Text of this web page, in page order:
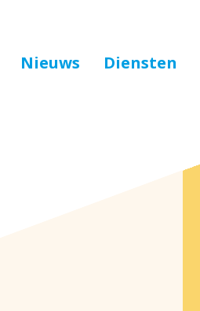
Nieuws Diensten